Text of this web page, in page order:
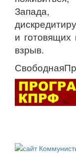
Запада,
и
взрыв.